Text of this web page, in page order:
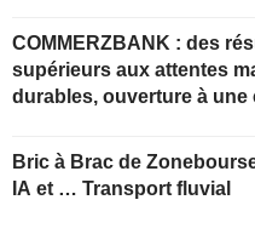
COMMERZBANK : des résultats
supérieurs aux attentes
durables, ouverture à une
Bric à Brac de
IA et … Transport fluvial